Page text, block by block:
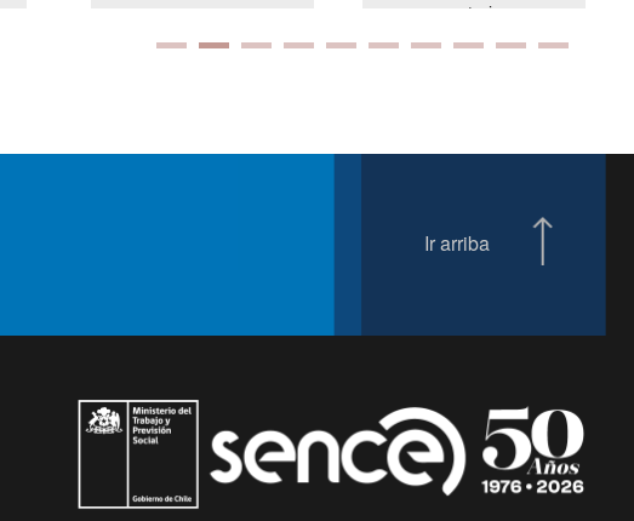
presuspuetarias
Ir arriba